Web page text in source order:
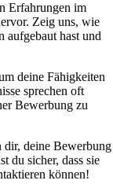
Erfahrungen im
Zeig uns, wie
aufgebaut hast und
deine Fähigkeiten
sprechen oft
Bewerbung zu
dir, deine Bewerbung
du sicher, dass sie
können!